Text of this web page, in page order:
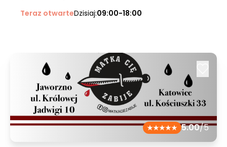
Teraz otwarteDzisiaj:09:00-18:00
5.00/5